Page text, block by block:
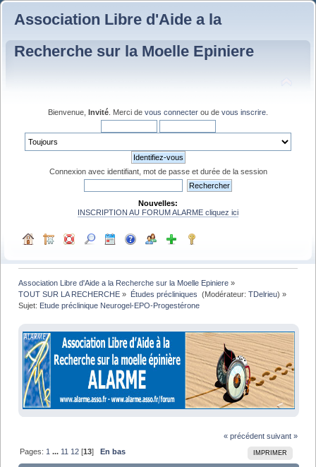
Association Libre d'Aide a la
Recherche sur la Moelle Epiniere
Bienvenue, Invité . Merci de vous connecter ou de vous inscrire
Connexion avec identifiant, mot de passe et durée de la session
Nouvelles:
INSCRIPTION AU FORUM ALARME cliquez ici
Association Libre d'Aide a la Recherche sur la Moelle Epiniere »
TOUT SUR LA RECHERCHE » Études précliniques (Modérateur: TDelrieu) »
Sujet: Etude préclinique Neurogel-EPO-Progestérone
« précédent suivant »
IMPRIMER
Pages: 1 ... 11 12 [13] En bas